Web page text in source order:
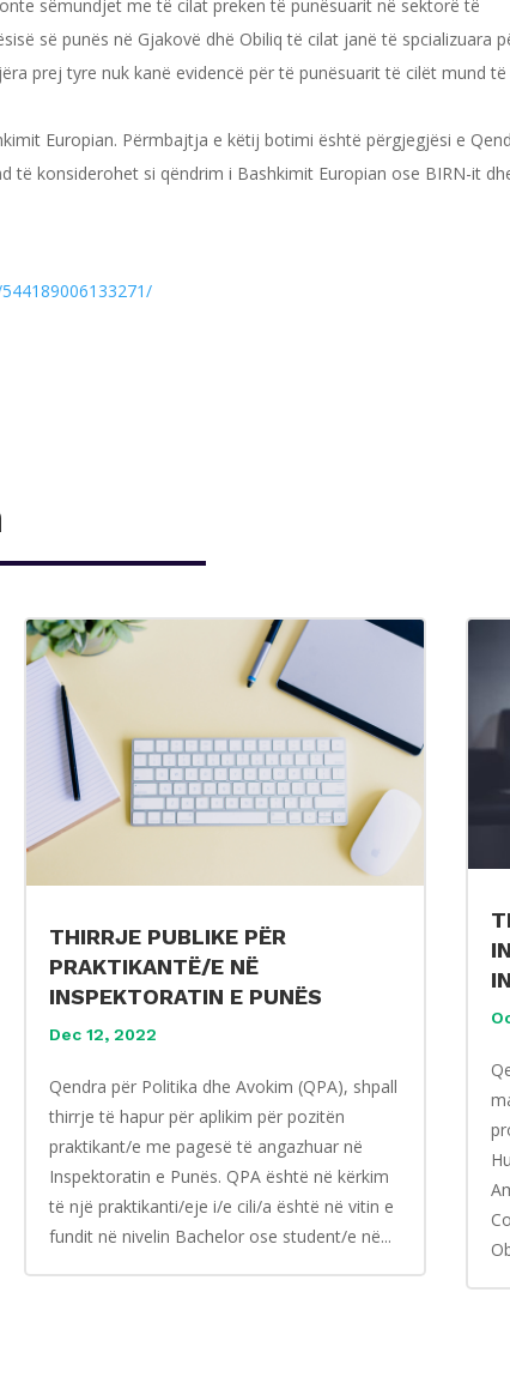
sëmundjet me të cilat preken të punësuarit në sektorë të
së punës në Gjakovë dhë Obiliq të cilat janë të spcializuara
prej tyre nuk kanë evidencë për të punësuarit të cilët mund të
Europian. Përmbajtja e këtij botimi është përgjegjësi e
të konsiderohet si qëndrim i Bashkimit Europian ose BIRN-it
THIRRJE PUBLIKE PËR
PRAKTIKANTË/E NË
INSPEKTORATIN E PUNËS
Dec 12, 2022
Qendra për Politika dhe Avokim (QPA), shpall
thirrje të hapur për aplikim për pozitën
praktikant/e me pagesë të angazhuar në
Inspektoratin e Punës. QPA është në kërkim
të një praktikanti/eje i/e cili/a është në vitin e
fundit në nivelin Bachelor ose student/e në...